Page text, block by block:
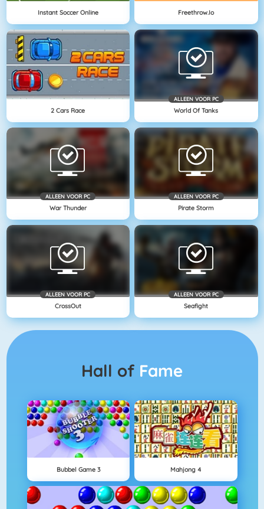
Instant Soccer Online Freethrow.io
2 Cars Race
ALLEEN VOOR PC
World Of Tanks
ALLEEN VOOR PC
War Thunder
ALLEEN VOOR PC
Pirate Storm
ALLEEN VOOR PC
CrossOut
ALLEEN VOOR PC
Seafight
Hall of Fame
Bubbel Game 3 Mahjong 4